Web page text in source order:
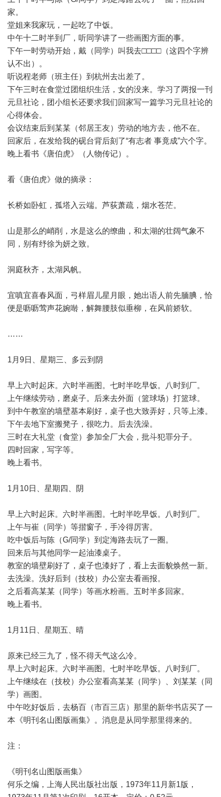
家。
堂姐来我家玩，一起吃了中饭。
中午十二时半到厂，听同学讲了一些画图方面的事。
下午一时劳动开始，戴（同学）叫我去□□□□（这四个字辨
认不出）。
听说程老师（班主任）到杭州去出差了。
下午三时在食堂过团组织生活，女的没来。学习了两报一刊
元旦社论，团小组长还要求我们回家写一篇学习元旦社论的
心得体会。
会议结束后到某某（邻居王友）劳动的地方去，他不在。
回家后，在发给我的砚台背后刻了“有志者 事竟成”六个字。
晚上看书《唐伯虎》（人物传记）。
看《唐伯虎》做的摘录：
长桥如卧虹，孤塔入云端。芦荻萧疏，烟水苍茫。
山是那么的峭削，水是这么的缭曲，和太湖的壮阔气象不
同，别有纾徐为妍之致。
洞庭秋齐，太湖风帆。
宜嗔宜喜春风面，弓样眉儿星月眼，她出语人前先腼腆，恰
便是呖呖莺声花婉啭，解舞腰肢似垂柳，在风前娇软。
……
1月9日、星期三、多云到阴
早上六时起床。六时半画图。七时半吃早饭。八时到厂。
上午继续劳动，磨桌子。后来去外面（篮球场）打篮球。
到中午教室的墙壁基本刷好，桌子也大致弄好，只等上漆。
下午去地下室搬凳子，很吃力。后去洗澡。
三时在大礼堂（食堂）参加全厂大会，批斗犯罪分子。
四时回家，写字等。
晚上看书。
1月10日、星期四、阴
早上六时起床。六时半画图。七时半吃早饭。八时到厂。
上午与崔（同学）等揩窗子，手冷得厉害。
吃中饭后与陈（G/同学）到定海路去玩了一圈。
回来后与其他同学一起油漆桌子。
教室的墙壁刷好了，桌子也漆好了，看上去面貌焕然一新。
去洗澡。洗好后到（技校）办公室去看画报。
之后看高某某（同学）等画水粉画。五时半多回家。
晚上看书。
1月11日、星期五、晴
原来已经三九了，怪不得天气这么冷。
早上六时起床。六时半画图。七时半吃早饭。八时到厂。
上午继续在（技校）办公室看高某某（同学）、刘某某（同
学）画图。
中午吃好饭后，去杨百（市百三店）那里的新华书店买了一
本《明刊名山图版画集》。消息是从同学那里得来的。
注：
《明刊名山图版画集》
何乐之编，上海人民出版社出版，1973年11月新1版，